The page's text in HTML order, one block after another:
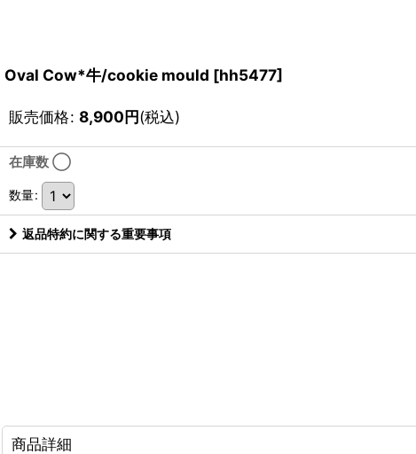
Oval Cow*牛/cookie mould [hh5477]
販売価格: 8,900円(税込)
在庫数 ◯
数量:
返品特約に関する重要事項
商品詳細